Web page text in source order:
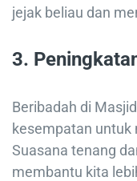
jejak beliau dan
3.
Beribadah di
kesempatan untuk
Suasana tenang
membantu kita